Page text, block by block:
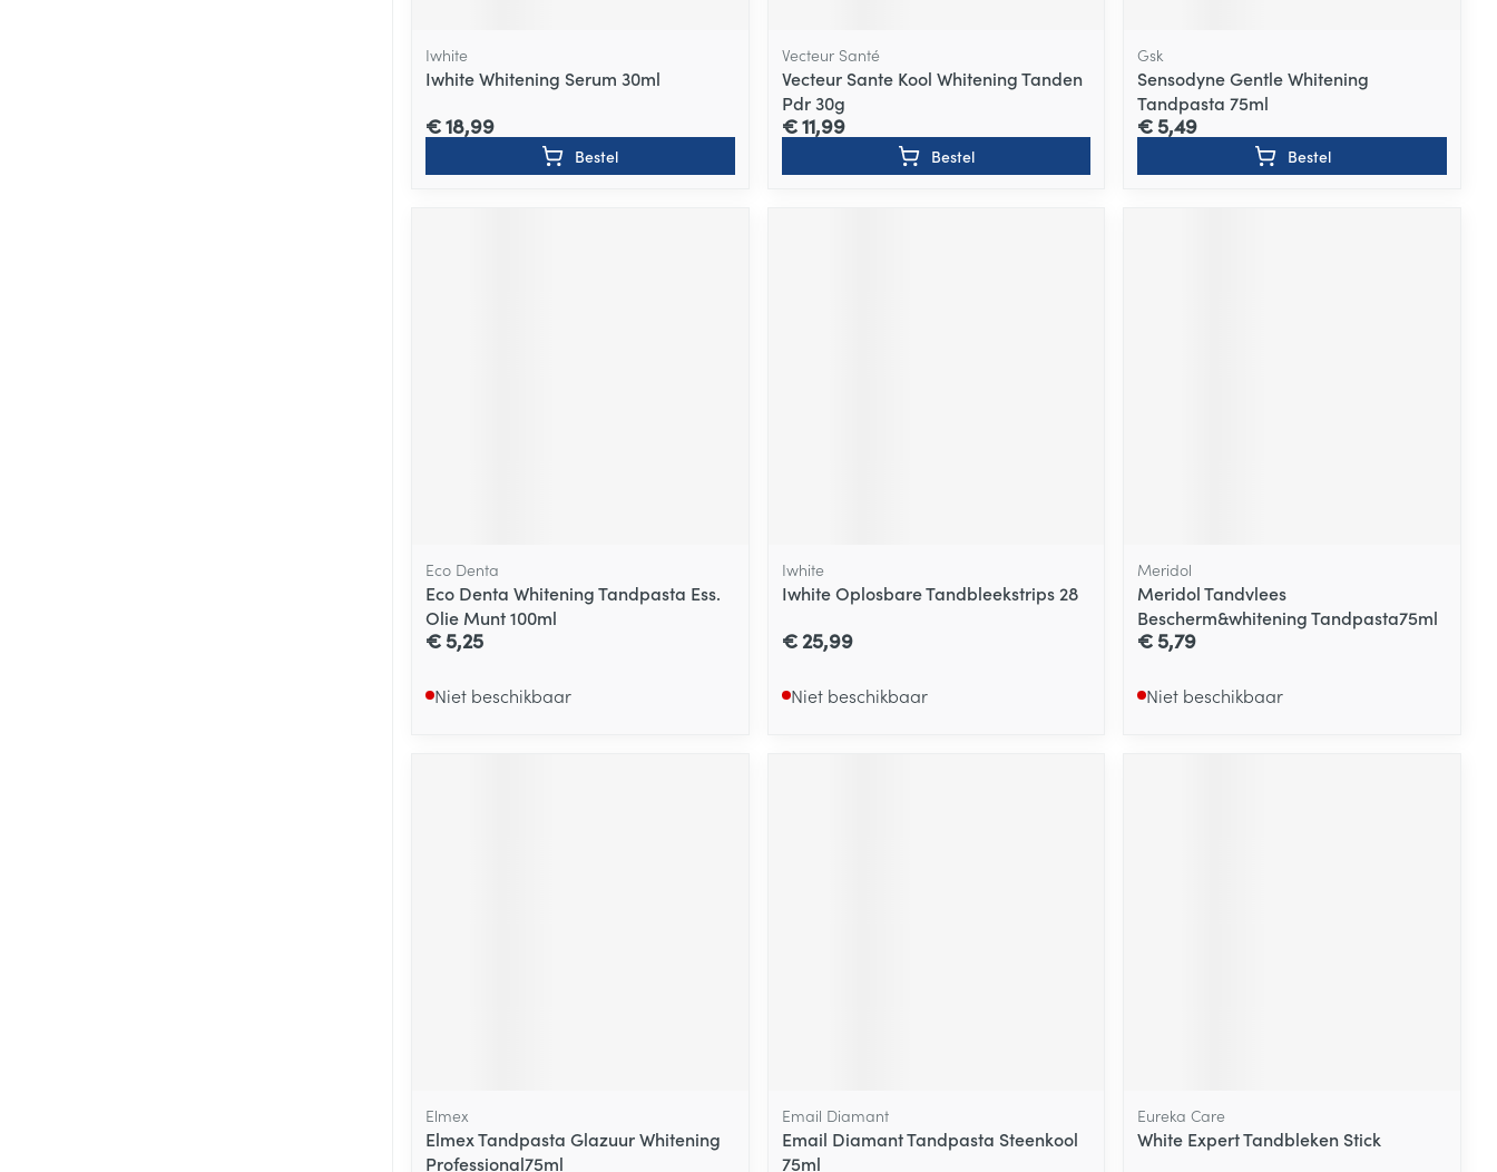
Iwhite
Iwhite Whitening Serum 30ml
€ 18,99
Bestel
Vecteur Santé
Vecteur Sante Kool Whitening Tanden
Pdr 30g
€ 11,99
Bestel
Gsk
Sensodyne Gentle Whitening
Tandpasta 75ml
€ 5,49
Bestel
Eco Denta
Eco Denta Whitening Tandpasta Ess.
Olie Munt 100ml
€ 5,25
Niet beschikbaar
Iwhite
Iwhite Oplosbare Tandbleekstrips 28
€ 25,99
Niet beschikbaar
Meridol
Meridol Tandvlees
Bescherm&whitening Tandpasta75ml
€ 5,79
Niet beschikbaar
Elmex
Elmex Tandpasta Glazuur Whitening
Professional75ml
Email Diamant
Email Diamant Tandpasta Steenkool
75ml
Eureka Care
White Expert Tandbleken Stick